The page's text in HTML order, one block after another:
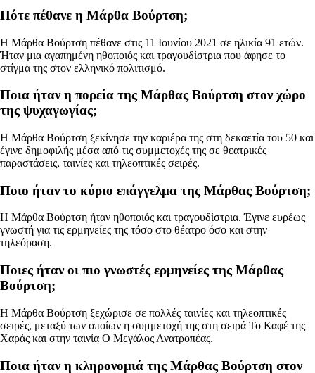
Πότε πέθανε η Μάρθα Βούρτση;
Η Μάρθα Βούρτση πέθανε στις 11 Ιουνίου 2021 σε ηλικία 91 ετών.
Ήταν μια αγαπημένη ηθοποιός και τραγουδίστρια που άφησε το
στίγμα της στον ελληνικό πολιτισμό.
Ποια ήταν η πορεία της Μάρθας Βούρτση στον χώρο
της ψυχαγωγίας;
Η Μάρθα Βούρτση ξεκίνησε την καριέρα της στη δεκαετία του 50 και
έγινε δημοφιλής μέσα από τις συμμετοχές της σε θεατρικές
παραστάσεις, ταινίες και τηλεοπτικές σειρές.
Ποιο ήταν το κύριο επάγγελμα της Μάρθας Βούρτση;
Η Μάρθα Βούρτση ήταν ηθοποιός και τραγουδίστρια. Έγινε ευρέως
γνωστή για τις ερμηνείες της τόσο στο θέατρο όσο και στην
τηλεόραση.
Ποιες ήταν οι πιο γνωστές ερμηνείες της Μάρθας
Βούρτση;
Η Μάρθα Βούρτση ξεχώρισε σε πολλές ταινίες και τηλεοπτικές
σειρές, μεταξύ των οποίων η συμμετοχή της στη σειρά Το Καφέ της
Χαράς και στην ταινία Ο Μεγάλος Ανατροπέας.
Ποια ήταν η κληρονομιά της Μάρθας Βούρτση στον